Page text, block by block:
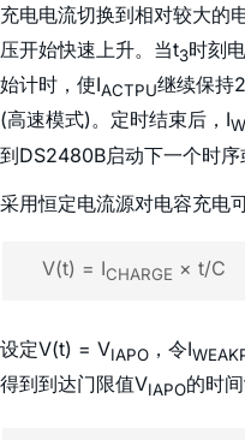
充电电流切换到相对较大的
压开始快速上升。当t3时刻
始计时，使IACTPU继续保持
(高速模式)。定时结束后，I
到DS2480B启动下一个时序
采用恒定电流源对电容充电
V(t) = ICHARGE × t/C
设定V(t) = VIAPO ，令I
得到到达门限值VIAPO的时